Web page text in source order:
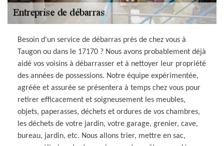
Besoin d'un service de débarras près de chez vous à
Taugon ou dans le 17170 ? Nous avons probablement déjà
aidé vos voisins à débarrasser et à nettoyer leur propriété
des années de possessions. Notre équipe expérimentée,
agréée et assurée se présentera à temps chez vous pour
retirer efficacement et soigneusement les meubles,
objets, paperasses, déchets et ordures de vos chambres,
les déchets de votre jardin, votre garage, grenier, cave,
bureau, jardin, etc. Nous allons trier, mettre en sac,